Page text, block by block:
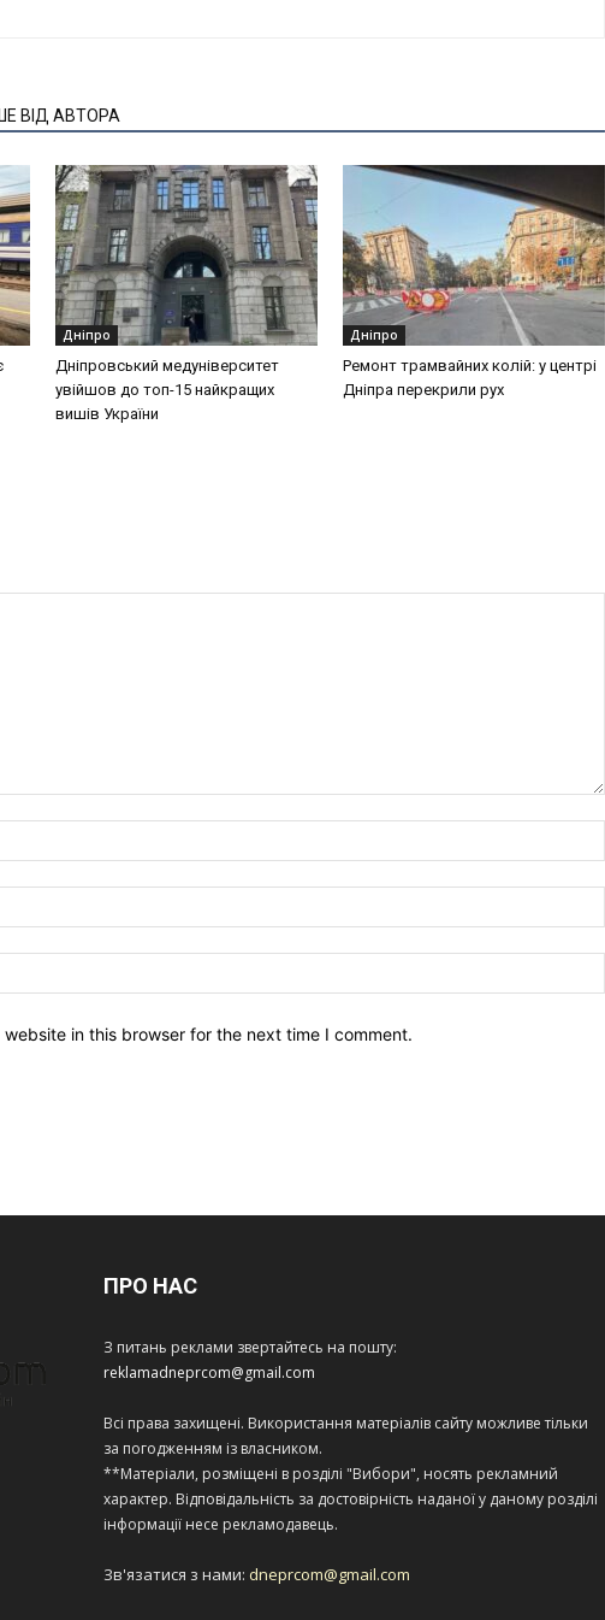
ВІД АВТОРА
Дніпро
Дніпровський медуніверситет
увійшов до топ-15 найкращих
вишів України
Дніпро
Ремонт трамвайних колій: у центрі
Дніпра перекрили рух
website in this browser for the next time I comment.
ПРО НАС
З питань реклами звертайтесь на пошту:
reklamadneprcom@gmail.com
Всі права захищені. Використання матеріалів сайту можливе тільки
за погодженням із власником.
**Матеріали, розміщені в розділі "Вибори", носять рекламний
характер. Відповідальність за достовірність наданої у даному розділі
інформації несе рекламодавець.
Зв'язатися з нами: dneprcom@gmail.com